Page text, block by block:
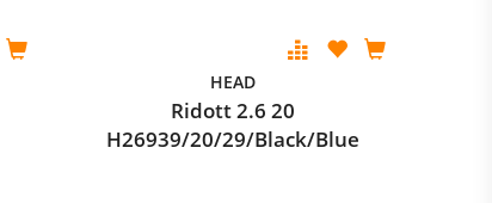
HEAD
Ridott 2.6 20
H26939/20/29/Black/Blue